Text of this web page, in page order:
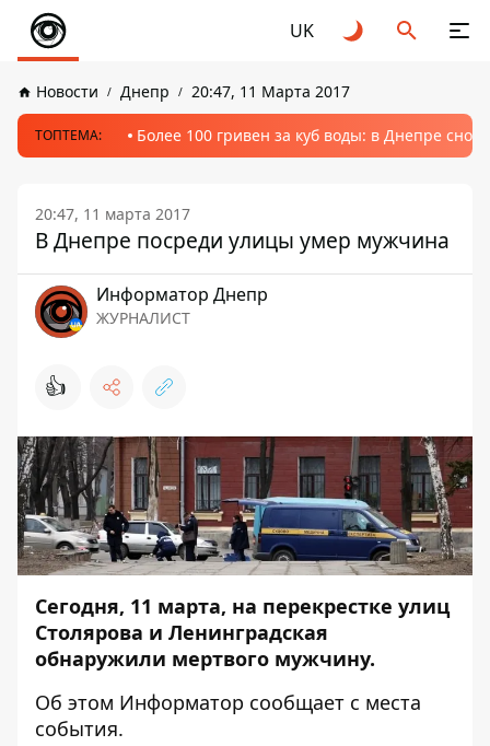
UK
Новости Днепр 20:47, 11 Марта 2017
ТОПТЕМА: Более 100 гривен за куб воды: в Днепре
20:47, 11 марта 2017
В Днепре посреди улицы умер мужчина
Информатор Днепр
ЖУРНАЛИСТ
👍
Сегодня, 11 марта, на перекрестке улиц
Столярова и Ленинградская
обнаружили мертвого мужчину.
Об этом Информатор сообщает с места
события.